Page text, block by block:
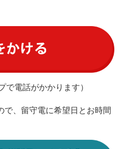
で電話がかかります）
で、留守電に希望日とお時間